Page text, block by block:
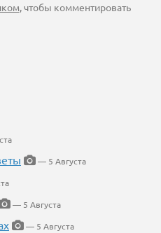
, чтобы комментировать
— 5 Августа
— 5 Августа
— 5 Августа